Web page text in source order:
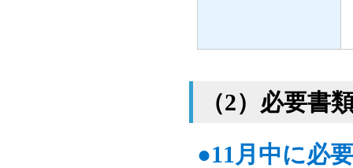
（2）必要書
●11月中に必